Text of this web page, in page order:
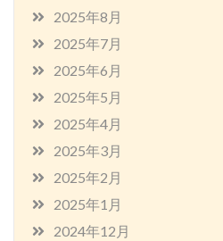
2025年8月
2025年7月
2025年6月
2025年5月
2025年4月
2025年3月
2025年2月
2025年1月
2024年12月